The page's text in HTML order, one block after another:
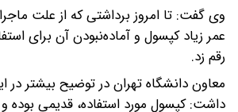
وی گفت: تا امروز برداشتی که از علت
عمر زیاد کپسول و آماده‌نبودن آن برای
رقم زد.
معاون دانشگاه تهران در توضیح بیشتر
داشت: کپسول مورد استفاده، قدیمی بوده و